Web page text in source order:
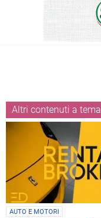
Altri contenuti a tema
AUTO E MOTORI